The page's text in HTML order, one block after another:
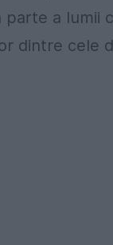
parte a lumii
dintre cele